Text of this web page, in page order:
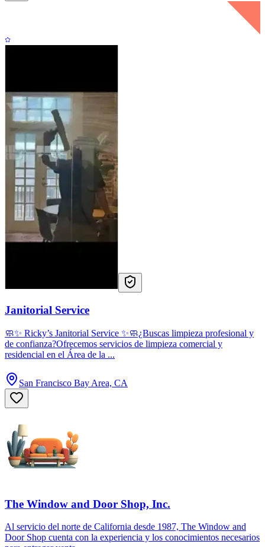
Janitorial Service
🧼✨ Ricky’s Janitorial Service ✨🧼¿Buscas limpieza profesional y
de confianza?Ofrecemos servicios de limpieza comercial y
residencial en el Área de la ...
San Francisco Bay Area, CA
The Window and Door Shop, Inc.
Al servicio del norte de California desde 1987, The Window and
Door Shop cuenta con la experiencia y los conocimientos necesarios